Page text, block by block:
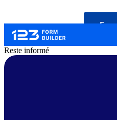
Reste informé